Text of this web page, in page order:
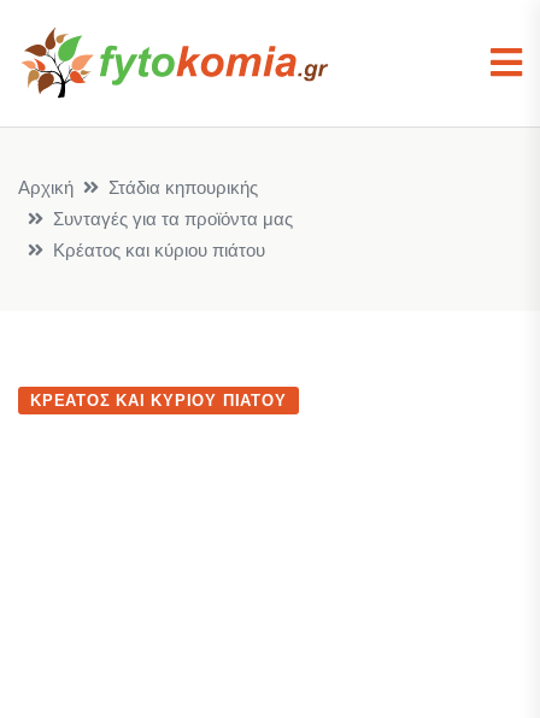
Αρχική
Στάδια κηπουρικής
Συνταγές για τα προϊόντα μας
Κρέατος και κύριου πιάτου
ΚΡΈΑΤΟΣ ΚΑΙ ΚΎΡΙΟΥ ΠΙΆΤΟΥ